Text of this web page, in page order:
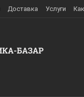
Доставка Услуги